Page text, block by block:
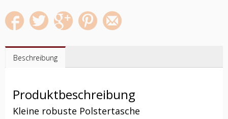
Beschreibung
Produktbeschreibung
Kleine robuste Polstertasche